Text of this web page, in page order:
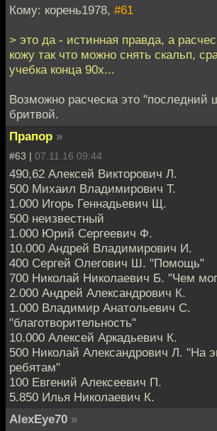
Кому: корень1978, #61
> это да - истинная правда, а
кожу так что можно снять скальп,
учебка конца 90х...
Возможно расческа это "последний
бритвой.
Прапор »
#63 | 07.11.16 09:44
490,62 Алексей Викторович Л.
500 Михаил Владимирович Т.
1.000 Игорь Геннадьевич Щ.
500 неизвестный
1.000 Юрий Сергеевич Ф.
10.000 Андрей Владимирович И.
400 Сергей Олегович Ш. "Помощь"
700 Николай Николаевич Б. "Чем
2.000 Андрей Александрович К.
1.000 Владимир Анатольевич С.
"благотворительность"
10.000 Алексей Аркадьевич К.
500 Николай Александрович Л. "На
ребятам"
100 Евгений Алексеевич П.
5.850 Илья Николаевич К.
AlexEye70 »